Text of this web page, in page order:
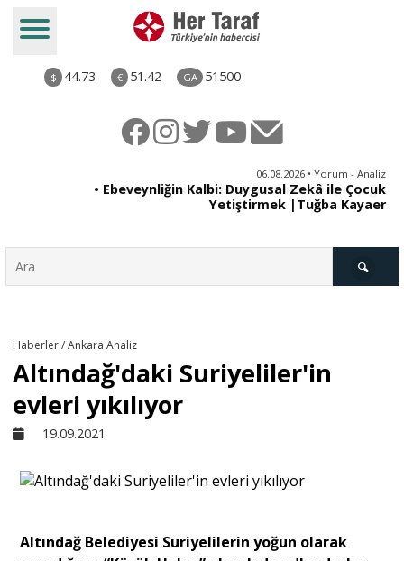
$ 44.73 € 51.42 GA 51500
06.08.2026 • Yorum - Analiz
• Ebeveynliğin Kalbi: Duygusal Zekâ ile Çocuk
Yetiştirmek |Tuğba Kayaer
Derkenar
Haberler / Ankara Analiz
Altındağ'daki Suriyeliler'in
evleri yıkılıyor
19.09.2021
Altındağ Belediyesi Suriyelilerin yoğun olarak